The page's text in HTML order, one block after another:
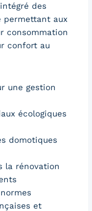
des
permettant aux
consommation
confort au
une gestion
écologiques
domotiques
la rénovation
et